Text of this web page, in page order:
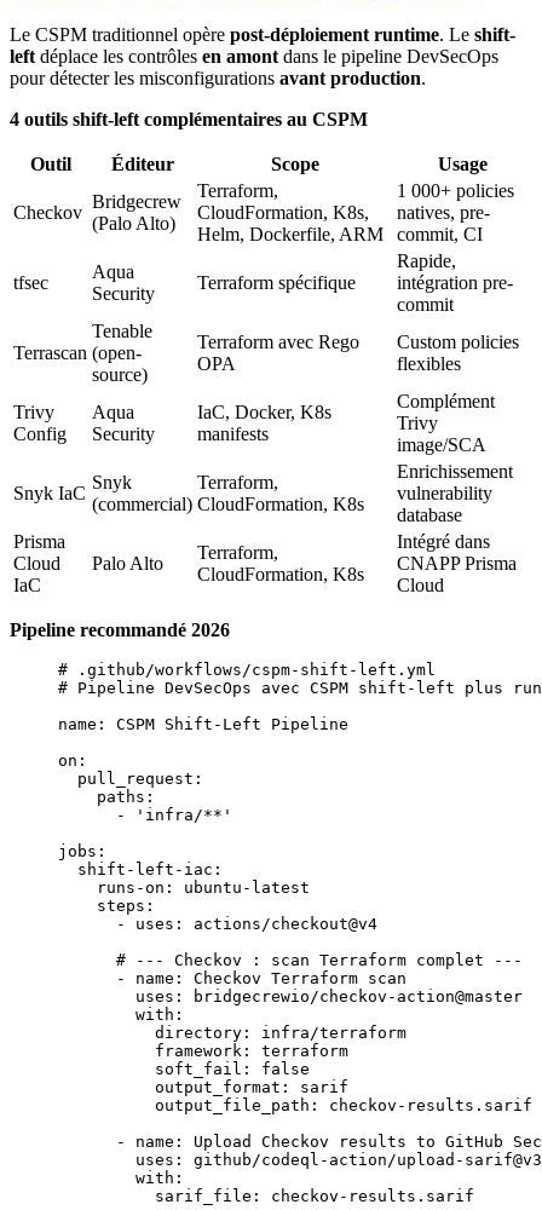
Le CSPM traditionnel opère post-déploiement runtime. Le shift-
left déplace les contrôles en amont dans le pipeline DevSecOps
pour détecter les misconfigurations avant production.
4 outils shift-left complémentaires au CSPM
Outil Éditeur Scope Usage
Checkov
Bridgecrew
(Palo Alto)
Terraform,
CloudFormation, K8s,
Helm, Dockerfile, ARM
1 000+ policies
natives, pre-
commit, CI
tfsec
Aqua
Security
Terraform spécifique
Rapide,
intégration pre-
commit
Terrascan
Tenable
(open-
source)
Terraform avec Rego
OPA
Custom policies
flexibles
Trivy
Config
Aqua
Security
IaC, Docker, K8s
manifests
Complément
Trivy
image/SCA
Snyk IaC
Snyk
(commercial)
Terraform,
CloudFormation, K8s
Enrichissement
vulnerability
database
Prisma
Cloud
IaC
Palo Alto
Terraform,
CloudFormation, K8s
Intégré dans
CNAPP Prisma
Cloud
Pipeline recommandé 2026
# .github/workflows/cspm-shift-left.yml
# Pipeline DevSecOps avec CSPM shift-left plus
name : CSPM Shift-Left Pipeline
on :
  pull_request
:
    paths
:
      -
'infra/**'
jobs :
  shift-left-iac
:
    runs-on
: ubuntu-latest
    steps
:
      -
uses : actions/checkout@v4
      # --- Checkov : scan Terraform complet ---
      -
name : Checkov Terraform scan
        uses
:
bridgecrewio/checkov-action@master
        with
:
          directory
: infra/terraform
          framework
: terraform
          soft_fail
: false
          output_format
: sarif
          output_file_path
: checkov-results.sarif
      -
name : Upload Checkov results to GitHub
        uses
: github/codeql-action/upload-sarif@v3
        with
:
          sarif_file
: checkov-results.sarif